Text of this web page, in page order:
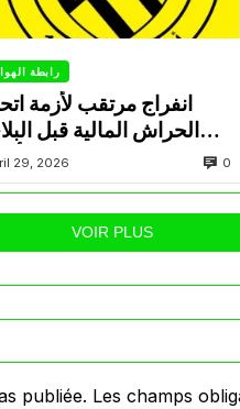
رابطة
انفراج مرتقب لأزمة
الحراش المالية قبل
29, 2026 0
VOIR PLUS
publiée. Les champs